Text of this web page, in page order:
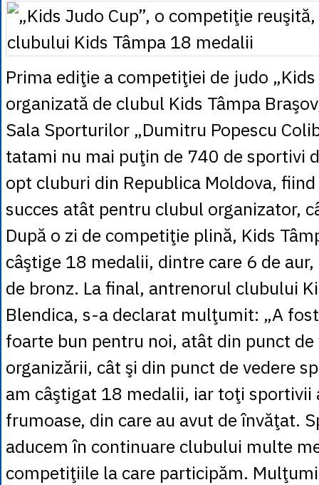
1 NZD
= 2.6097
1 PLN= 1.1646
1 RSD
1 RUB
1 SEK= 0.4526
1 TRY = 0.1141
1 UAH= 0.1048
= 5.9383
1 ZAR = 0.2318
Prima ediţie a competiţiei de judo „Kids
organizată de clubul Kids Tâmpa
Sala Sporturilor „Dumitru Popescu
tatami nu mai puţin de 740 de sportivi
opt cluburi din Republica Moldova,
succes atât pentru clubul organizator,
După o zi de competiţie plină, Kids
câştige 18 medalii, dintre care 6 de
de bronz. La final, antrenorul clubului
Blendica, s-a declarat mulţumit: „A
foarte bun pentru noi, atât din punct de
organizării, cât şi din punct de vedere
am câştigat 18 medalii, iar toţi sportivii
frumoase, din care au avut de învăţat.
aducem în continuare clubului multe
competiţiile la care participăm.